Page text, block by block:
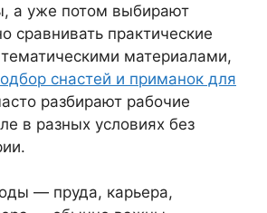
а уже потом выбирают
сравнивать практические
материалами,
снастей и приманок для
разбирают рабочие
в разных условиях без
— пруда, карьера,